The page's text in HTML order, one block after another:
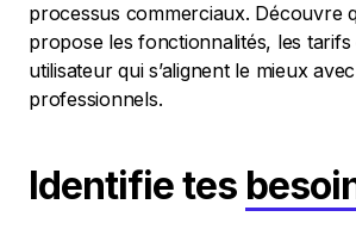
processus commerciaux. Découvre
propose les fonctionnalités, les tarifs
utilisateur qui s’alignent le mieux
professionnels.
Identifie tes